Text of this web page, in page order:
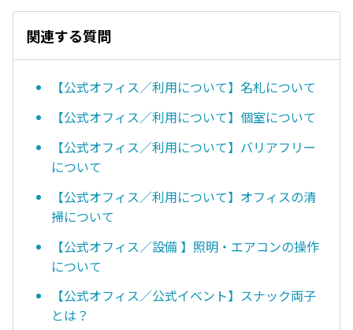
関連する質問
【公式オフィス／利用について】名札について
【公式オフィス／利用について】個室について
【公式オフィス／利用について】バリアフリー
について
【公式オフィス／利用について】オフィスの清
掃について
【公式オフィス／設備 】照明・エアコンの操作
について
【公式オフィス／公式イベント】スナック両子
とは？